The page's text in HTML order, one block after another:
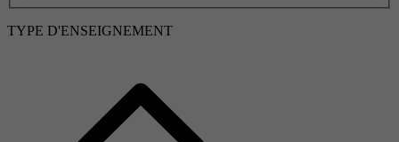
TYPE D'ENSEIGNEMENT